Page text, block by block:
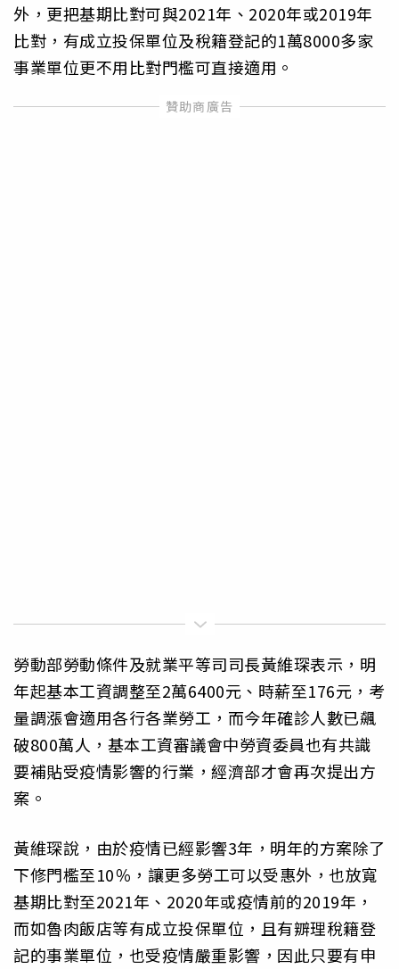
外，更把基期比對可與2021年、2020年或2019年
比對，有成立投保單位及稅籍登記的1萬8000多家
事業單位更不用比對門檻可直接適用。
勞動部勞動條件及就業平等司司長黃維琛表示，明
年起基本工資調整至2萬6400元、時薪至176元，考
量調漲會適用各行各業勞工，而今年確診人數已飆
破800萬人，基本工資審議會中勞資委員也有共識
要補貼受疫情影響的行業，經濟部才會再次提出方
案。
黃維琛說，由於疫情已經影響3年，明年的方案除了
下修門檻至10％，讓更多勞工可以受惠外，也放寬
基期比對至2021年、2020年或疫情前的2019年，
而如魯肉飯店等有成立投保單位，且有辧理稅籍登
記的事業單位，也受疫情嚴重影響，因此只要有申